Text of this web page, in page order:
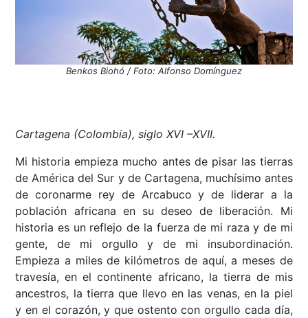
Benkos Biohó / Foto: Alfonso Domínguez
Cartagena (Colombia), siglo XVI –XVII.
Mi historia empieza mucho antes de pisar las tierras
de América del Sur y de Cartagena, muchísimo antes
de coronarme rey de Arcabuco y de liderar a la
población africana en su deseo de liberación. Mi
historia es un reflejo de la fuerza de mi raza y de mi
gente, de mi orgullo y de mi insubordinación.
Empieza a miles de kilómetros de aquí, a meses de
travesía, en el continente africano, la tierra de mis
ancestros, la tierra que llevo en las venas, en la piel
y en el corazón, y que ostento con orgullo cada día,